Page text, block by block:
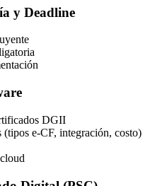
y Deadline
DGII
e-CF, integración, costo)